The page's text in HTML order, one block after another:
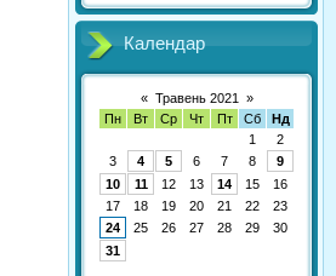
Календар
« Травень 2021
»
Пн
Вт Ср Чт Пт Сб
Нд
1
2
3
4 5 6 7 8
9
10
11 12 13 14 15
16
17
18 19 20 21 22
23
24
25 26 27 28 29
30
31